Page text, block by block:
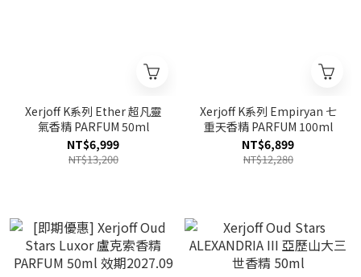
Xerjoff K系列 Ether 超凡靈
氣香精 PARFUM 50ml
NT$6,999
NT$13,200
Xerjoff K系列 Empiryan 七
重天香精 PARFUM 100ml
NT$6,899
NT$12,280